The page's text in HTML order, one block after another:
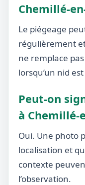
Chemillé-
Le piégeage
régulièrement
ne remplace
lorsqu’un nid
Peut-on
à Chemillé-
Oui. Une photo
localisation et
contexte
l’observation.